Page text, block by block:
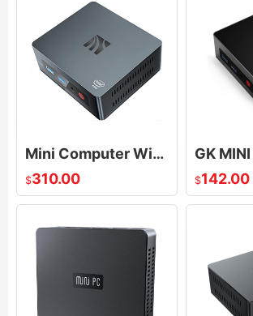
Mini Computer Windows 10, GK35 Mini PC 8GB RAM 256GB SSD Intel Celeron J3455 Support 2.4G/5G WiFi
$310.00 $142.00